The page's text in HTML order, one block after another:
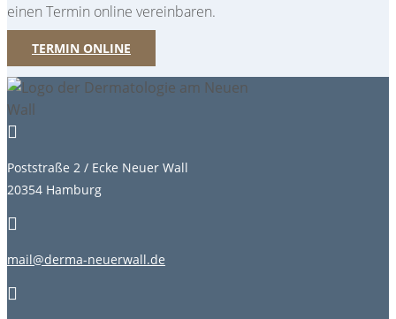
einen Termin online vereinbaren.
TERMIN ONLINE

Poststraße 2 / Ecke Neuer Wall
20354 Hamburg

mail@derma-neuerwall.de
